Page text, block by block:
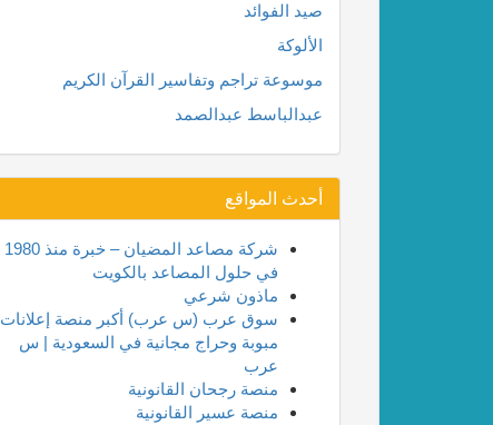
صيد الفوائد
الألوكة
موسوعة تراجم وتفاسير القرآن الكريم
عبدالباسط عبدالصمد
أحدث المواقع
شركة مصاعد المضيان – خبرة منذ 1980
في حلول المصاعد بالكويت
ماذون شرعي
سوق عرب (س عرب) أكبر منصة إعلانات
مبوبة وحراج مجانية في السعودية | س
عرب
منصة رجحان القانونية
منصة عسير القانونية